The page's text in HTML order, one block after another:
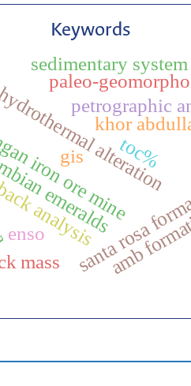
Keywords
emeraldsalteration
santa rosa
petrographic
amb
paleo-
sedimentary system
gis
iron ore mine
analysis
mass
enso
khor
toc%